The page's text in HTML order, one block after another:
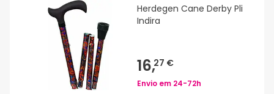
Herdegen Cane Derby Pli
Indira
16,27 €
Envio em 24-72h